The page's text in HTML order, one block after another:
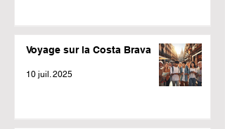
Voyage sur la Costa Brava
10 juil. 2025